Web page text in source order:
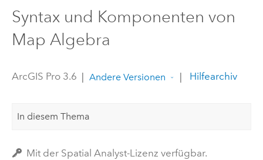
Syntax und Komponenten von
Map Algebra
ArcGIS Pro 3.6 | Andere Versionen | Hilfearchiv
In diesem Thema
Mit der Spatial Analyst-Lizenz verfügbar.